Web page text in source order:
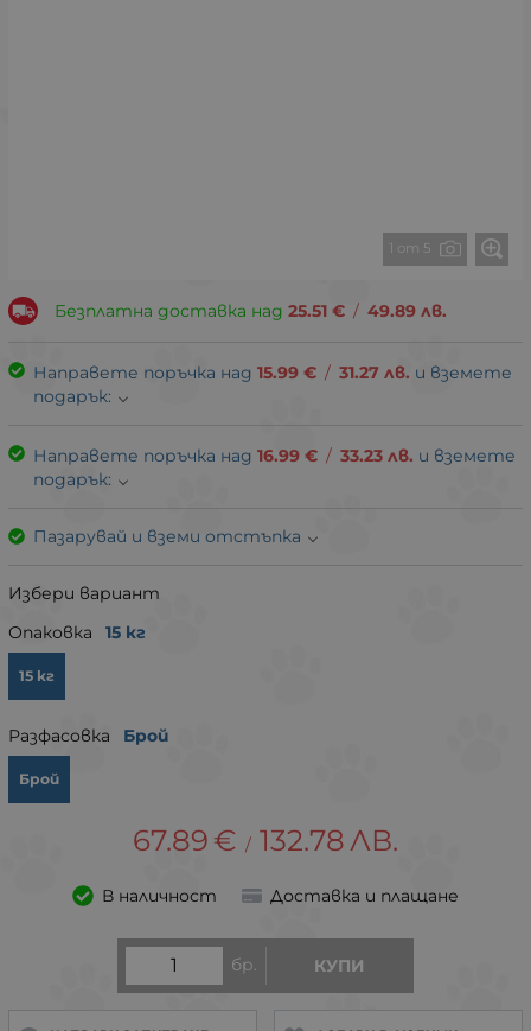
1 от 5
Безплатна доставка над 25.51 € / 49.89 лв.
Направете поръчка над 15.99 € / 31.27 лв. и вземете
подарък:
Направете поръчка над 16.99 € / 33.23 лв. и вземете
подарък:
Пазарувай и вземи отстъпка
Избери вариант
Опаковка
15 кг
15 кг
Разфасовка Брой
Брой
67.89 € / 132.78ЛВ.
В наличност Доставка и плащане
бр. КУПИ